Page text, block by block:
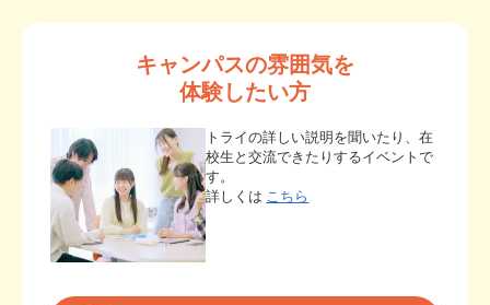
キャンパスの雰囲気を
体験したい方
トライの詳しい説明を聞いたり、在
校生と交流できたりするイベントで
す。
詳しくは こちら